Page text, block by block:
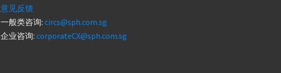
意见反馈
一般类咨询: circs@sph.com.sg
企业咨询: corporateCX@sph.com.sg